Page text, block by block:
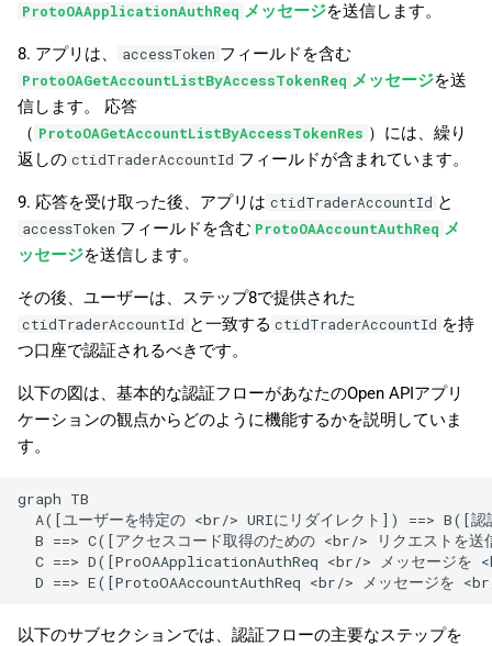
ProtoOAApplicationAuthReq メッセージを送信します。
8. アプリは、 accessToken フィールドを含む
ProtoOAGetAccountListByAccessTokenReq メッセージを送
信します。 応答
（ ProtoOAGetAccountListByAccessTokenRes ）には、繰り
返しの ctidTraderAccountId フィールドが含まれています。
9. 応答を受け取った後、アプリは ctidTraderAccountId と
accessToken フィールドを含む ProtoOAAccountAuthReq メ
ッセージを送信します。
その後、ユーザーは、ステップ8で提供された
ctidTraderAccountId と一致する ctidTraderAccountId を持
つ口座で認証されるべきです。
以下の図は、基本的な認証フローがあなたのOpen APIアプリ
ケーションの観点からどのように機能するかを説明していま
す。
graph TB
A([ユーザーを特定の <br/> URIにリダイレクト]) ==> B([
B ==> C([アクセスコード取得のための <br/> リクエストを送
C ==> D([ProOAApplicationAuthReq <br/> メッセージを
D ==> E([ProtoOAAccountAuthReq <br/> メッセージを
以下のサブセクションでは、認証フローの主要なステップを